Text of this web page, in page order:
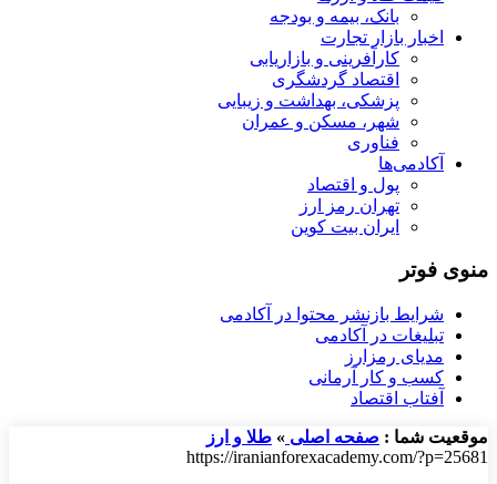
بانک، بیمه و بودجه
اخبار بازار تجارت
کارآفرینی و بازاریابی
اقتصاد گردشگری
پزشکی، بهداشت و زیبایی
شهر، مسکن و عمران
فناوری
آکادمی‌ها
پول و اقتصاد
تهران رمز ارز
ایران بیت کوین
منوی فوتر
شرایط بازنشر محتوا در آکادمی
تبلیغات در آکادمی
مدیای رمزارز
کسب و کار آرمانی
آفتاب اقتصاد
موقعیت شما : صفحه اصلی » طلا و ارز
https://iranianforexacademy.com/?p=25681